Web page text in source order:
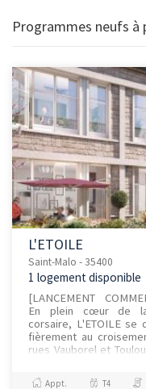
Programmes neufs à
L'ETOILE
Saint-Malo - 35400
1 logement disponible
[LANCEMENT
En plein cœur de
corsaire, L'ETOILE se
fièrement au
rues Vauborel et
fut gagné sur la mer...
Appt. T4